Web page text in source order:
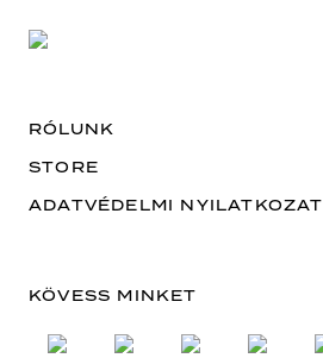
RÓLUNK
STORE
ADATVÉDELMI NYILATKOZAT
KÖVESS MINKET